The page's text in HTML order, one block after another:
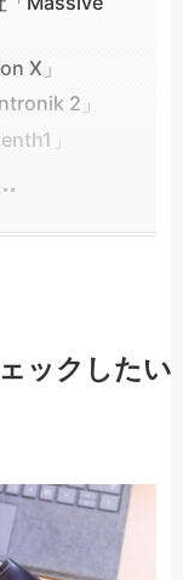
X」
2」
」
ックしたい